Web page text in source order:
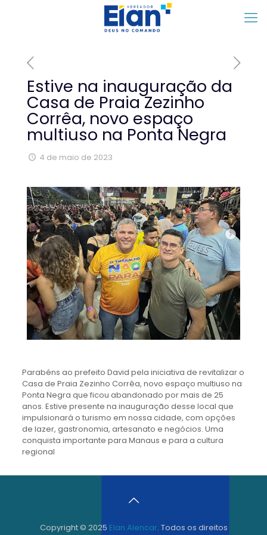
Estive na inauguração da
Casa de Praia Zezinho
Corrêa, novo espaço
multiuso na Ponta Negra
4 de maio de 2023
Parabéns ao prefeito David pela iniciativa de revitalizar o
Casa de Praia Zezinho Corrêa, novo espaço multiuso na
Ponta Negra que ficou abandonado por mais de 25
anos. Estive presente na inauguração desse local que
impulsionará o turismo em nossa cidade, com opções
de lazer, gastronomia, artesanato e negócios. Uma
conquista importante para Manaus e para a cultura
regional
Copyright © 2025 Elan Alencar. Todos os direitos